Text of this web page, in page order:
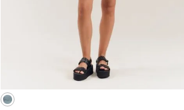
36
ADICIONAR À SACOLA